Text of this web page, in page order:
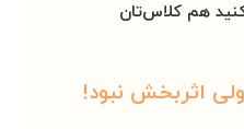
هم کلاس‌تان